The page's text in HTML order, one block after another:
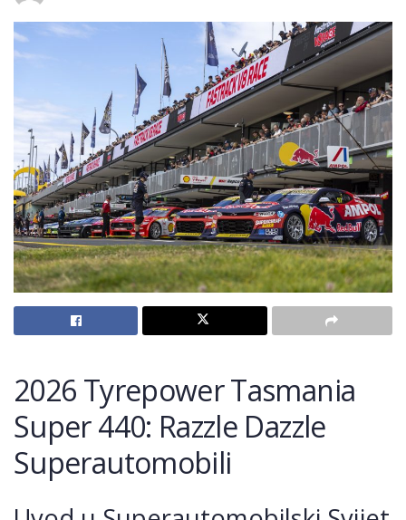
2026 Tyrepower Tasmania
Super 440: Razzle Dazzle
Superautomobili